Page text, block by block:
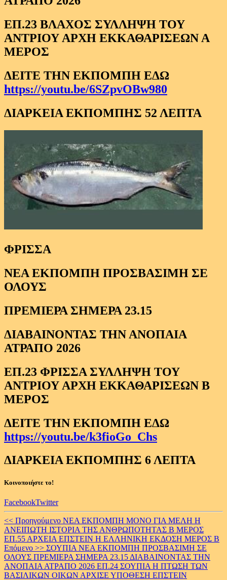
ΕΠ.23 ΒΛΑΧΟΣ ΣΥΛΛΗΨΗ ΤΟΥ
ΑΝΤΡΙΟΥ ΑΡΧΗ ΕΚΚΑΘΑΡΙΣΕΩΝ Α
ΜΕΡΟΣ
ΔΕΙΤΕ ΤΗΝ ΕΚΠΟΜΠΗ ΕΔΩ
https://youtu.be/6SZpvOBw980
ΔΙΑΡΚΕΙΑ ΕΚΠΟΜΠΗΣ 52 ΛΕΠΤΑ
ΦΡΙΣΣΑ
ΝΕΑ ΕΚΠΟΜΠΗ ΠΡΟΣΒΑΣΙΜΗ ΣΕ
ΟΛΟΥΣ
ΠΡΕΜΙΕΡΑ ΣΗΜΕΡΑ 23.15
ΔΙΑΒΑΙΝΟΝΤΑΣ ΤΗΝ ΑΝΟΠΑΙΑ
ΑΤΡΑΠΟ 2026
ΕΠ.23 ΦΡΙΣΣΑ ΣΥΛΛΗΨΗ ΤΟΥ
ΑΝΤΡΙΟΥ ΑΡΧΗ ΕΚΚΑΘΑΡΙΣΕΩΝ Β
ΜΕΡΟΣ
ΔΕΙΤΕ ΤΗΝ ΕΚΠΟΜΠΗ ΕΔΩ
https://youtu.be/k3fioGo_Chs
ΔΙΑΡΚΕΙΑ ΕΚΠΟΜΠΗΣ 6 ΛΕΠΤΑ
Κοινοποιήστε το!
FacebookTwitter
Continue
Reading
<< Προηγούμενο ΝΕΑ ΕΚΠΟΜΠΗ ΜΟΝΟ ΓΙΑ ΜΕΛΗ Η
ΑΝΕΙΠΩΤΗ ΙΣΤΟΡΙΑ ΤΗΣ ΑΝΘΡΩΠΟΤΗΤΑΣ Β ΜΕΡΟΣ
ΕΠ.55 ΑΡΧΕΙΑ EΠΣΤΕΙΝ Η ΕΛΛΗΝΙΚΗ ΕΚΔΟΣΗ ΜΕΡΟΣ Β
Επόμενο >> ΣΟΥΠΙΑ ΝΕΑ ΕΚΠΟΜΠΗ ΠΡΟΣΒΑΣΙΜΗ ΣΕ
ΟΛΟΥΣ ΠΡΕΜΙΕΡΑ ΣΗΜΕΡΑ 23.15 ΔΙΑΒΑΙΝΟΝΤΑΣ ΤΗΝ
ΑΝΟΠΑΙΑ ΑΤΡΑΠΟ 2026 ΕΠ.24 ΣΟΥΠΙΑ Η ΠΤΩΣΗ ΤΩΝ
ΒΑΣΙΛΙΚΩΝ ΟΙΚΩΝ ΑΡΧΙΣΕ ΥΠΟΘΕΣΗ ΕΠΣΤΕΙΝ